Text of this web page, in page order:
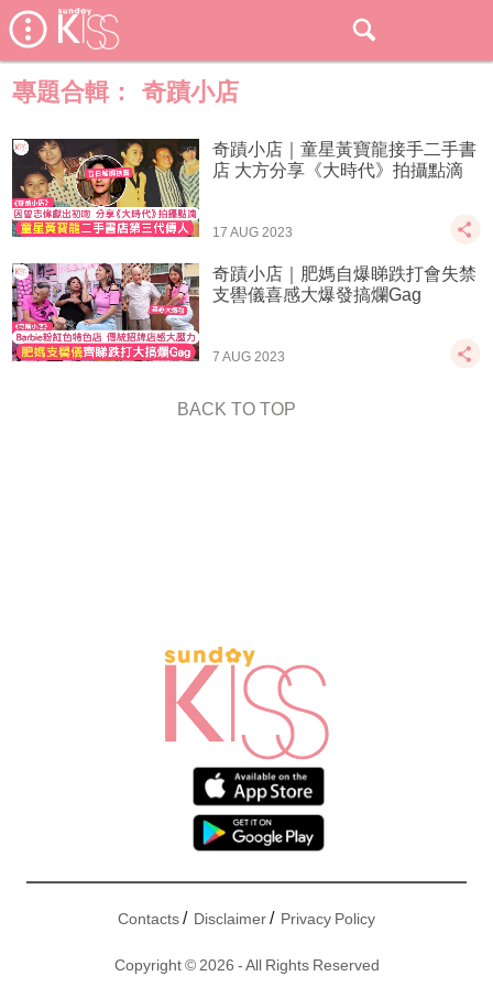
專題合輯： 奇蹟小店
奇蹟小店｜童星黃寶龍接手二手書
店 大方分享《大時代》拍攝點滴
17 AUG 2023
奇蹟小店｜肥媽自爆睇跌打會失禁
支嚳儀喜感大爆發搞爛Gag
7 AUG 2023
BACK TO TOP
Contacts/ Disclaimer/ Privacy Policy
Copyright © 2026 - All Rights Reserved